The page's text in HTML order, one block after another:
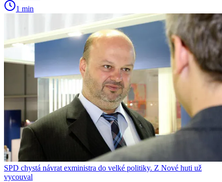
1 min
SPD chystá návrat exministra do velké politiky. Z Nové huti už
vycouval